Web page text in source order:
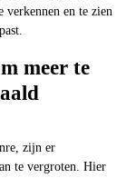
verkennen en te zien
meer te
zijn er
te vergroten. Hier